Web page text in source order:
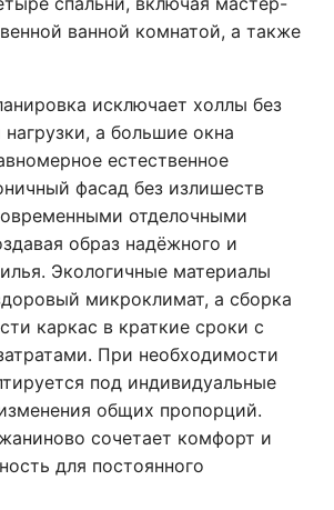
ванной комнатой, а также
исключает холлы без
а большие окна
естественное
фасад без излишеств
отделочными
образ надёжного и
Экологичные материалы
микроклимат, а сборка
каркас в краткие сроки с
При необходимости
под индивидуальные
общих пропорций.
сочетает комфорт и
для постоянного